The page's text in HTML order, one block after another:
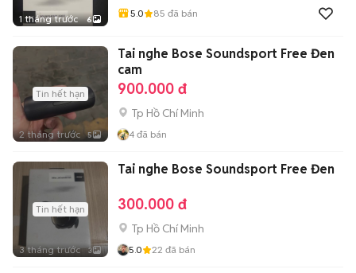
1 tháng trước 6 5.0 85 đã bán
Tin hết hạn
2 tháng trước 5
Tai nghe Bose Soundsport Free Đen
cam
900.000 đ
Tp Hồ Chí Minh
4 đã bán
Tin hết hạn
3 tháng trước 3
Tai nghe Bose Soundsport Free Đen
300.000 đ
Tp Hồ Chí Minh
5.0 22 đã bán